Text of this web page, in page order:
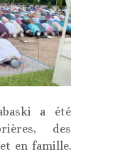
a été
des
en famille.